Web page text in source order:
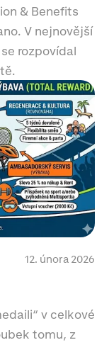
& Benefits
V nejnovější
rozpovídal
12. února 2026
v celkové
tomu, z